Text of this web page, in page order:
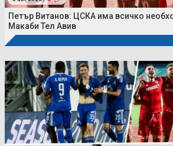
Петър Витанов: ЦСКА има всичко
Макаби Тел Авив